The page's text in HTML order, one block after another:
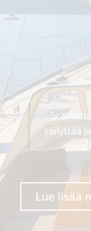
säilyttää
Lue lisää